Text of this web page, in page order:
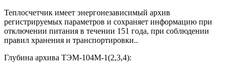
Теплосчетчик имеет энергонезависимый архив
регистрируемых параметров и сохраняет информацию при
отключении питания в течении 151 года, при соблюдении
правил хранения и транспортировки..
Глубина архива ТЭМ-104М-1(2,3,4):